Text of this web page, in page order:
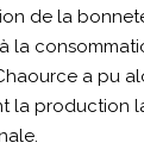
de la
la
a pu
la production